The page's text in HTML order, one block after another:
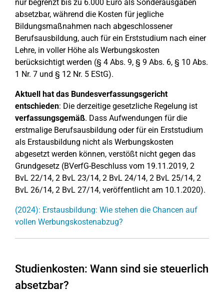
nur begrenzt bis zu 6.000 Euro als Sonderausgaben
absetzbar, während die Kosten für jegliche
Bildungsmaßnahmen nach abgeschlossener
Berufsausbildung, auch für ein Erststudium nach einer
Lehre, in voller Höhe als Werbungskosten
berücksichtigt werden (§ 4 Abs. 9, § 9 Abs. 6, § 10 Abs.
1 Nr. 7 und § 12 Nr. 5 EStG).
Aktuell hat das Bundesverfassungsgericht
entschieden: Die derzeitige gesetzliche Regelung ist
verfassungsgemäß. Dass Aufwendungen für die
erstmalige Berufsausbildung oder für ein Erststudium
als Erstausbildung nicht als Werbungskosten
abgesetzt werden können, verstößt nicht gegen das
Grundgesetz (BVerfG-Beschluss vom 19.11.2019, 2
BvL 22/14, 2 BvL 23/14, 2 BvL 24/14, 2 BvL 25/14, 2
BvL 26/14, 2 BvL 27/14, veröffentlicht am 10.1.2020).
(2024): Erstausbildung: Wie stehen die Chancen auf
vollen Werbungskostenabzug?
Studienkosten: Wann sind sie steuerlich
absetzbar?